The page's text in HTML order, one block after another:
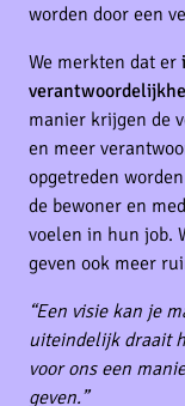
worden door een
We merkten dat er
manier krijgen de
en meer
opgetreden
de bewoner en
voelen in hun job.
geven ook meer
“Een visie kan je
uiteindelijk draait
voor ons een
geven.”